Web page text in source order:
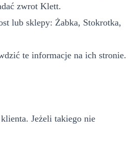
zwrot Klett.
lub sklepy: Żabka, Stokrotka,
te informacje na ich stronie.
Jeżeli takiego nie